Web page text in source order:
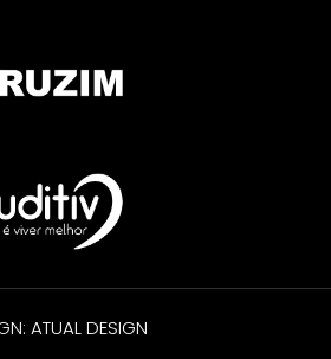
ATUAL DESIGN